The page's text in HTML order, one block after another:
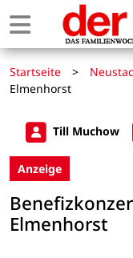
Startseite >
Elmenhorst
Till Muchow
Anzeige
Elmenhorst